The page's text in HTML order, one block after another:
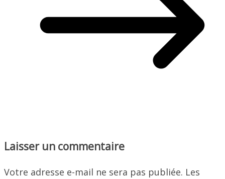
Laisser un commentaire
Votre adresse e-mail ne sera pas publiée. Les